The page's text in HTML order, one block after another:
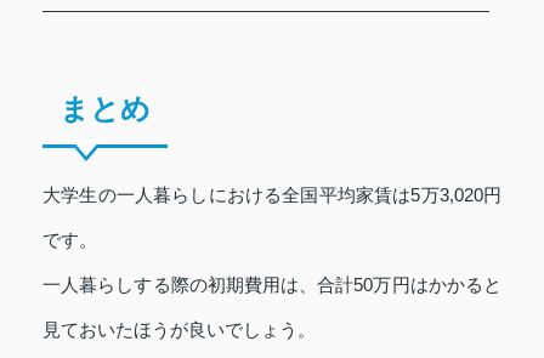
まとめ
大学生の一人暮らしにおける全国平均家賃は5万3,020円
です。
一人暮らしする際の初期費用は、合計50万円はかかると
見ておいたほうが良いでしょう。